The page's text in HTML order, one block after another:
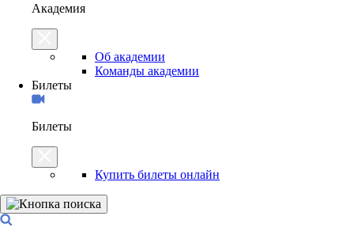
Академия
Об академии
Команды академии
Билеты
Билеты
Купить билеты онлайн